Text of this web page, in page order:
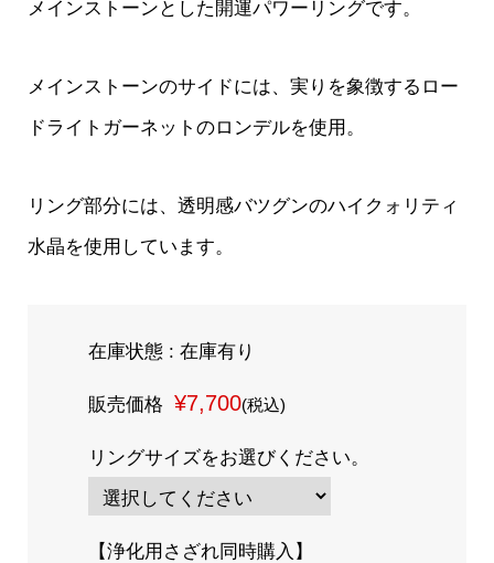
メインストーンとした開運パワーリングです。
メインストーンのサイドには、実りを象徴するロー
ドライトガーネットのロンデルを使用。
リング部分には、透明感バツグンのハイクォリティ
水晶を使用しています。
在庫状態 : 在庫有り
販売価格 ¥7,700(税込)
リングサイズをお選びください。
【浄化用さざれ同時購入】